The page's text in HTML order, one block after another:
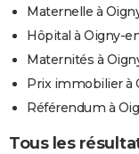
Maternelle à
Hôpital à Oigny-
Maternités à
Prix immobilier à
Référendum à
Tous les